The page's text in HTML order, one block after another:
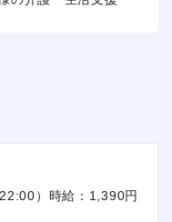
）時給：1,390円